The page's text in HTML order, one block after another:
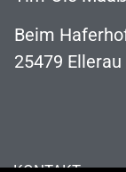
Beim
25479 Ellerau